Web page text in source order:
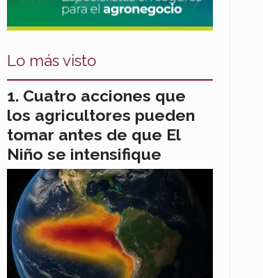
Lo más visto
Cuatro acciones que
los agricultores pueden
tomar antes de que El
Niño se intensifique